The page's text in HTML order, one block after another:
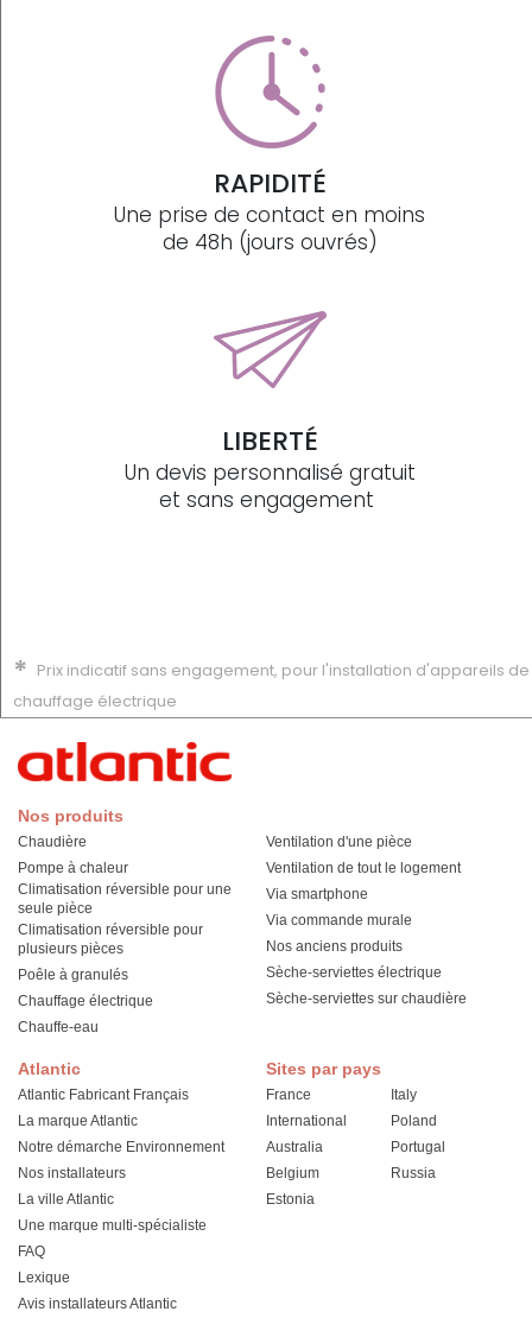
RAPIDITÉ
Une prise de contact en moins
de 48h (jours ouvrés)
LIBERTÉ
Un devis personnalisé gratuit
et sans engagement
* Prix indicatif sans engagement, pour l'installation d'appareils de
chauffage électrique
Atlantic
Atlantic Fabricant Français
La marque Atlantic
Notre démarche Environnement
Nos installateurs
La ville Atlantic
Une marque multi-spécialiste
FAQ
Lexique
Avis installateurs Atlantic
Nos produits
Chaudière
Pompe à chaleur
Climatisation réversible pour une
seule pièce
Climatisation réversible pour
plusieurs pièces
Poêle à granulés
Chauffage électrique
Chauffe-eau
Ventilation d'une pièce
Ventilation de tout le logement
Via smartphone
Via commande murale
Nos anciens produits
Sèche-serviettes électrique
Sèche-serviettes sur chaudière
Sites par pays
France
International
Australia
Belgium
Estonia
Italy
Poland
Portugal
Russia